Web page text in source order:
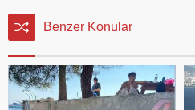
Benzer Konular